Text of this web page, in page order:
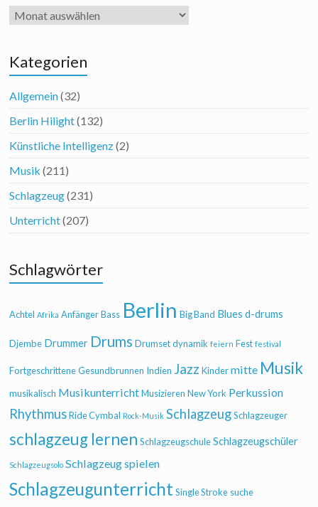
Archiv
Kategorien
Allgemein(32)
Berlin Hilight(132)
Künstliche Intelligenz(2)
Musik (211)
Schlagzeug(231)
Unterricht(207)
Schlagwörter
Achtel Afrika Anfänger Bass Berlin Big Band Blues d-drums
Djembe Drummer Drums Drumset dynamik feiern Fest festival
Fortgeschrittene Gesundbrunnen Indien Jazz Kinder mitte Musik
musikalisch Musikunterricht Musizieren New York Perkussion
Rhythmus Ride Cymbal Rock-Musik Schlagzeug Schlagzeuger
schlagzeug lernen Schlagzeugschule Schlagzeugschüler
Schlagzeugsolo Schlagzeug spielen
Schlagzeugunterricht Single Stroke suche